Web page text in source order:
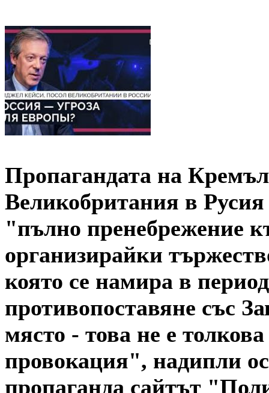
Пропагандата на
Великобритания в
"пълно пренебрежение
организирайки
която се намира в
противопоставяне със
място - това не е
провокация", надипли
пропаганда сайтът